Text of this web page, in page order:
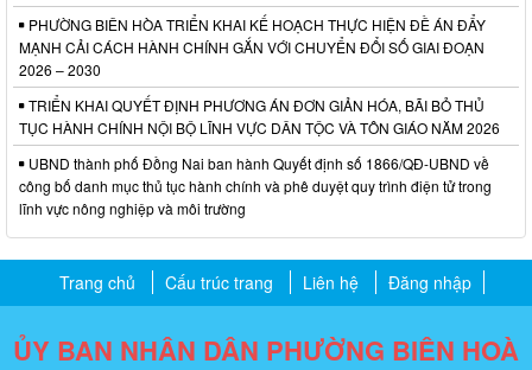
PHƯỜNG BIÊN HÒA TRIỂN KHAI KẾ HOẠCH THỰC HIỆN ĐỀ ÁN ĐẨY
MẠNH CẢI CÁCH HÀNH CHÍNH GẮN VỚI CHUYỂN ĐỔI SỐ GIAI ĐOẠN
2026 – 2030
TRIỂN KHAI QUYẾT ĐỊNH PHƯƠNG ÁN ĐƠN GIẢN HÓA, BÃI BỎ THỦ
TỤC HÀNH CHÍNH NỘI BỘ LĨNH VỰC DÂN TỘC VÀ TÔN GIÁO NĂM 2026
UBND thành phố Đồng Nai ban hành Quyết định số 1866/QĐ-UBND về
công bố danh mục thủ tục hành chính và phê duyệt quy trình điện tử trong
lĩnh vực nông nghiệp và môi trường
Trang chủ Cấu trúc trang Liên hệ Đăng nhập
ỦY BAN NHÂN DÂN PHƯỜNG BIÊN HOÀ